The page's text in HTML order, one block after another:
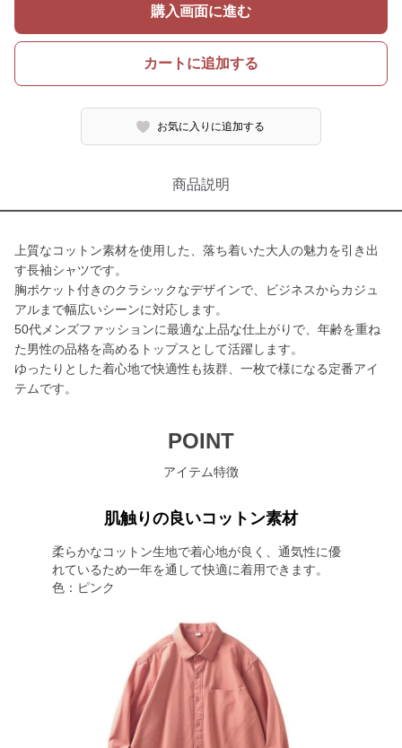
購入画面に進む
カートに追加する
お気に入りに追加する
商品説明
上質なコットン素材を使用した、落ち着いた大人の魅力を引き出
す長袖シャツです。
胸ポケット付きのクラシックなデザインで、ビジネスからカジュ
アルまで幅広いシーンに対応します。
50代メンズファッションに最適な上品な仕上がりで、年齢を重ね
た男性の品格を高めるトップスとして活躍します。
ゆったりとした着心地で快適性も抜群、一枚で様になる定番アイ
テムです。
POINT
アイテム特徴
肌触りの良いコットン素材
柔らかなコットン生地で着心地が良く、通気性に優
れているため一年を通して快適に着用できます。
色：ピンク